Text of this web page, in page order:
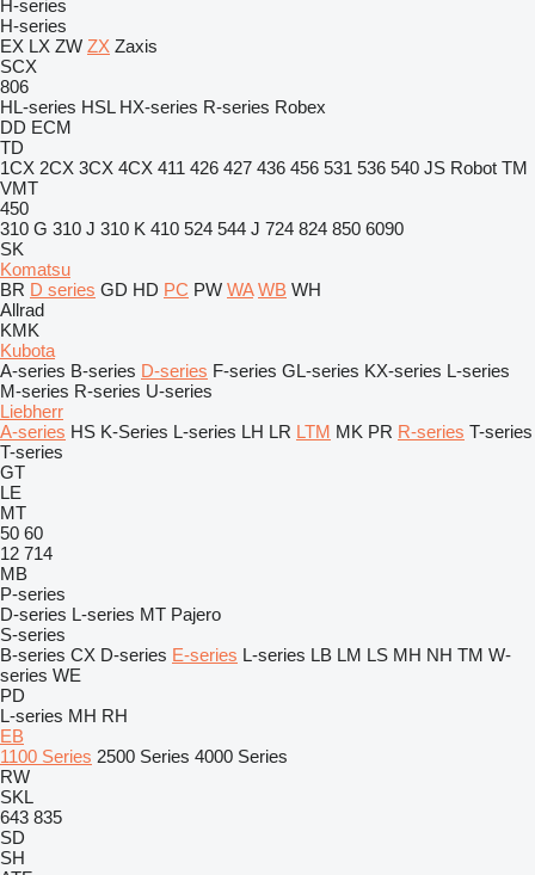
H-series
H-series
EX LX ZW ZX Zaxis
SCX
806
HL-series HSL HX-series R-series Robex
DD ECM
TD
1CX 2CX 3CX 4CX 411 426 427 436 456 531 536 540 JS Robot TM
VMT
450
310 G 310 J 310 K 410 524 544 J 724 824 850 6090
SK
Komatsu
BR D series GD HD PC PW WA WB WH
Allrad
KMK
Kubota
A-series B-series D-series F-series GL-series KX-series L-series
M-series R-series U-series
Liebherr
A-series HS K-Series L-series LH LR LTM MK PR R-series T-series
T-series
GT
LE
MT
50 60
12 714
MB
P-series
D-series L-series MT Pajero
S-series
B-series CX D-series E-series L-series LB LM LS MH NH TM W-
series WE
PD
L-series MH RH
EB
1100 Series 2500 Series 4000 Series
RW
SKL
643 835
SD
SH